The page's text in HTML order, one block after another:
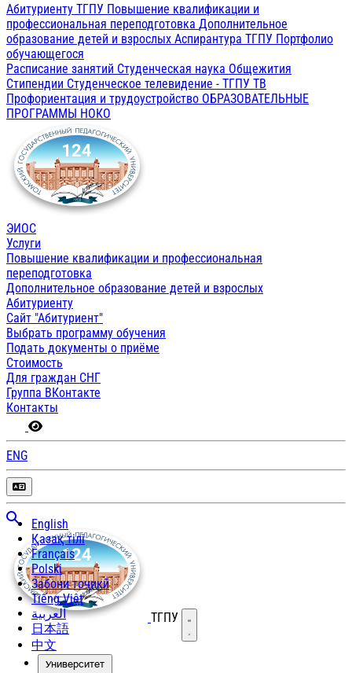
Абитуриенту ТГПУ Повышение квалификации и
профессиональная переподготовка Дополнительное
образование детей и взрослых Аспирантура ТГПУ Портфолио
обучающегося
Расписание занятий Студенческая наука Общежития
Стипендии Студенческое телевидение - ТГПУ ТВ
Профориентация и трудоустройство ОБРАЗОВАТЕЛЬНЫЕ
ПРОГРАММЫ НОКО
ЭИОС
Услуги
Повышение квалификации и профессиональная
переподготовка
Дополнительное образование детей и взрослых
Абитуриенту
Сайт "Абитуриент"
Выбрать программу обучения
Подать документы о приёме
Стоимость
Для граждан СНГ
Группа ВКонтакте
Контакты
ENG
English
Қазақ тілі
Français
Polski
Забони тоҷикӣ
Tiếng Việt
العربية
日本語
中文
ТГПУ Открыть меню
Университет